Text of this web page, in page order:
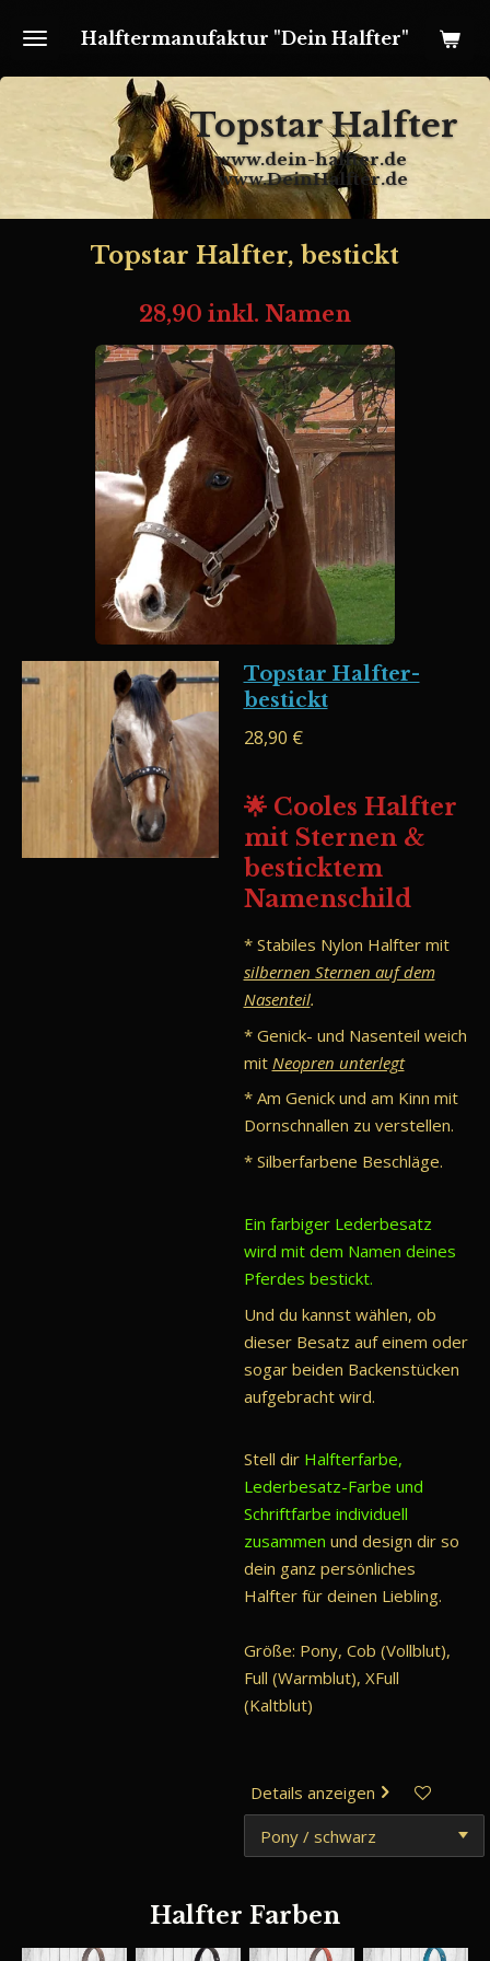
Hauptinhalt
springen
Halftermanufaktur "Dein Halfter"
Topstar Halfter
www.dein-halfter.de
www.DeinHalfter.de
Topstar Halfter, bestickt
28,90 inkl. Namen
Topstar Halfter-
bestickt
28,90 €
🌟 Cooles Halfter
mit Sternen &
besticktem
Namenschild
* Stabiles Nylon Halfter mit
silbernen Sternen auf dem
Nasenteil.
* Genick- und Nasenteil weich
mit Neopren unterlegt
* Am Genick und am Kinn mit
Dornschnallen zu verstellen.
* Silberfarbene Beschläge.
Ein farbiger Lederbesatz
wird mit dem Namen deines
Pferdes bestickt.
Und du kannst wählen, ob
dieser Besatz auf einem oder
sogar beiden Backenstücken
aufgebracht wird.
Stell dir Halfterfarbe,
Lederbesatz-Farbe und
Schriftfarbe individuell
zusammen und design dir so
dein ganz persönliches
Halfter für deinen Liebling.
Größe: Pony, Cob (Vollblut),
Full (Warmblut), XFull
(Kaltblut)
Details anzeigen
Halfter Farben